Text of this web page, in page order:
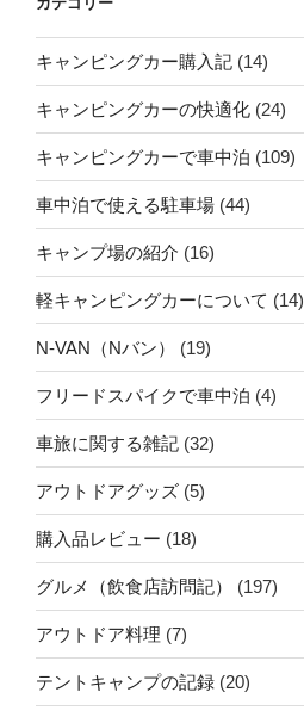
キャンピングカー購入記 (14)
キャンピングカーの快適化 (24)
キャンピングカーで車中泊 (109)
車中泊で使える駐車場 (44)
キャンプ場の紹介 (16)
軽キャンピングカーについて (14)
N-VAN（Nバン） (19)
フリードスパイクで車中泊 (4)
車旅に関する雑記 (32)
アウトドアグッズ (5)
購入品レビュー (18)
グルメ（飲食店訪問記） (197)
アウトドア料理 (7)
テントキャンプの記録 (20)